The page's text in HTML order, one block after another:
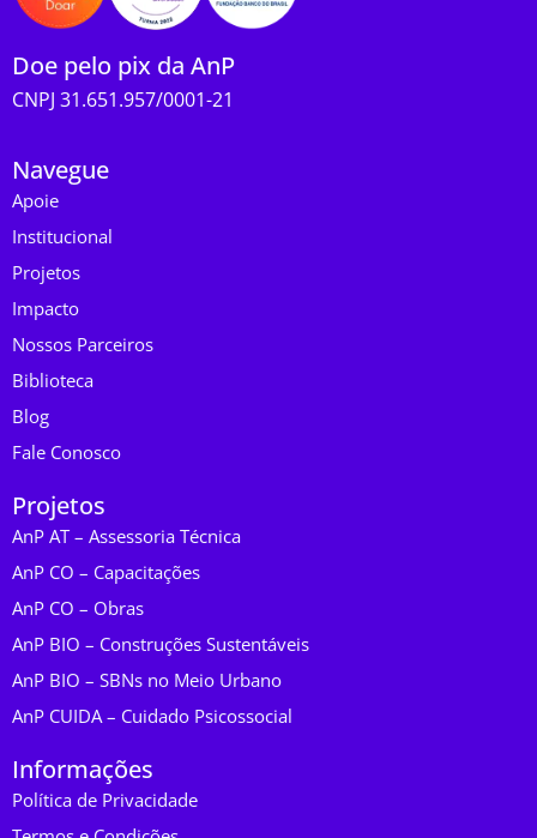
Doe pelo pix da AnP
CNPJ 31.651.957/0001-21
Navegue
Apoie
Institucional
Projetos
Impacto
Nossos Parceiros
Biblioteca
Blog
Fale Conosco
Projetos
AnP AT – Assessoria Técnica
AnP CO – Capacitações
AnP CO – Obras
AnP BIO – Construções Sustentáveis
AnP BIO – SBNs no Meio Urbano
AnP CUIDA – Cuidado Psicossocial
Informações
Política de Privacidade